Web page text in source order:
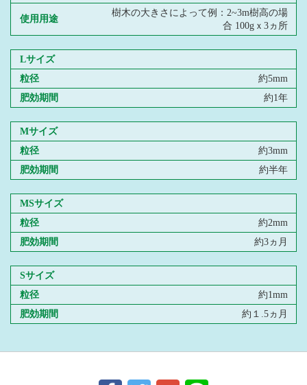
使用用途
樹木の大きさによって例：2~3m樹高の場
合 100gｘ3ヵ所
Lサイズ
粒径
約5mm
肥効期間
約1年
Mサイズ
粒径
約3mm
肥効期間
約半年
MSサイズ
粒径
約2mm
肥効期間
約3ヵ月
Sサイズ
粒径
約1mm
肥効期間
約１.5ヵ月